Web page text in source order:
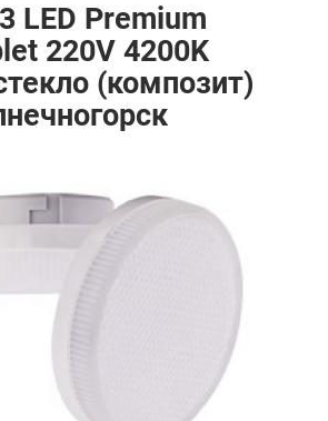
LED Premium
220V 4200K
(композит)